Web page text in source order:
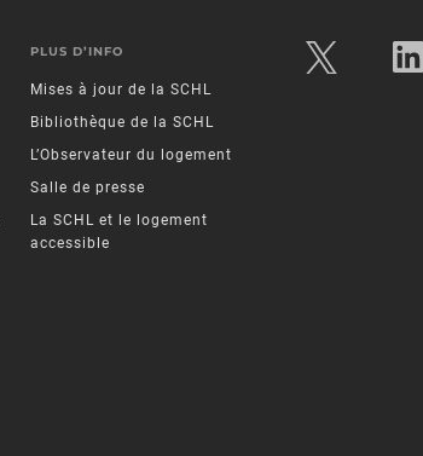
PLUS D’INFO
Mises à jour de la SCHL
Bibliothèque de la SCHL
L’Observateur du logement
Salle de presse
La SCHL et le logement
accessible